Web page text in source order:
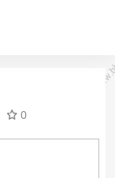
0